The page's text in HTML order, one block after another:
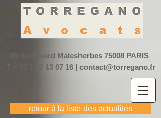
85 boulevard Malesherbes 75008 PARIS
33 1 77 13 07 16| contact@torregano.fr
retour à la liste des actualités